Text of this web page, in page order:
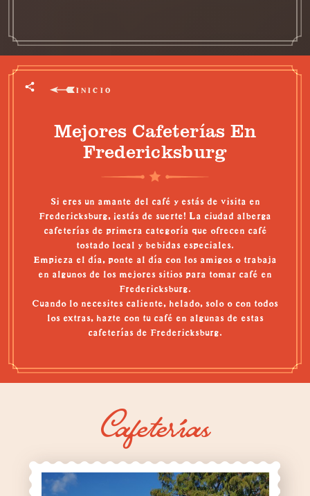
INICIO
Mejores Cafeterías En
Fredericksburg
Si eres un amante del café y estás de visita en
Fredericksburg, ¡estás de suerte! La ciudad alberga
cafeterías de primera categoría que ofrecen café
tostado local y bebidas especiales.
Empieza el día, ponte al día con los amigos o trabaja
en algunos de los mejores sitios para tomar café en
Fredericksburg.
Cuando lo necesites caliente, helado, solo o con todos
los extras, hazte con tu café en algunas de estas
cafeterías de Fredericksburg.
Cafeterías